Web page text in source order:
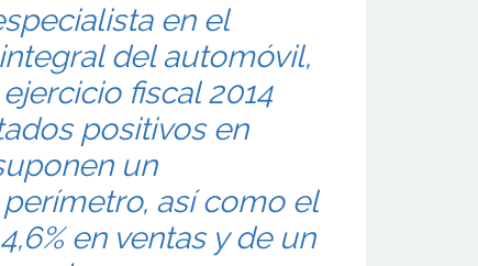
en el
del automóvil,
fiscal 2014
positivos en
un
así como el
en ventas y de un